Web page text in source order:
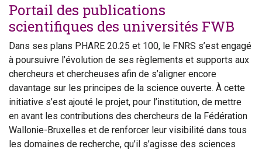
Portail des publications
scientifiques des universités FWB
Dans ses plans PHARE 20.25 et 100, le FNRS s’est engagé
à poursuivre l’évolution de ses règlements et supports aux
chercheurs et chercheuses afin de s’aligner encore
davantage sur les principes de la science ouverte. À cette
initiative s’est ajouté le projet, pour l’institution, de mettre
en avant les contributions des chercheurs de la Fédération
Wallonie-Bruxelles et de renforcer leur visibilité dans tous
les domaines de recherche, qu’il s’agisse des sciences